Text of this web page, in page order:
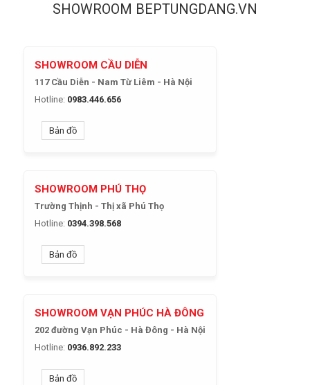
SHOWROOM BEPTUNGDANG.VN
SHOWROOM CẦU DIỄN
117 Cầu Diễn - Nam Từ Liêm - Hà Nội
Hotline: 0983.446.656
Bản đồ
SHOWROOM PHÚ THỌ
Trường Thịnh - Thị xã Phú Thọ
Hotline: 0394.398.568
Bản đồ
SHOWROOM VẠN PHÚC HÀ ĐÔNG
202 đường Vạn Phúc - Hà Đông - Hà Nội
Hotline: 0936.892.233
Bản đồ